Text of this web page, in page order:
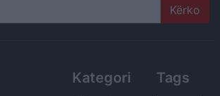
Kategori Tags